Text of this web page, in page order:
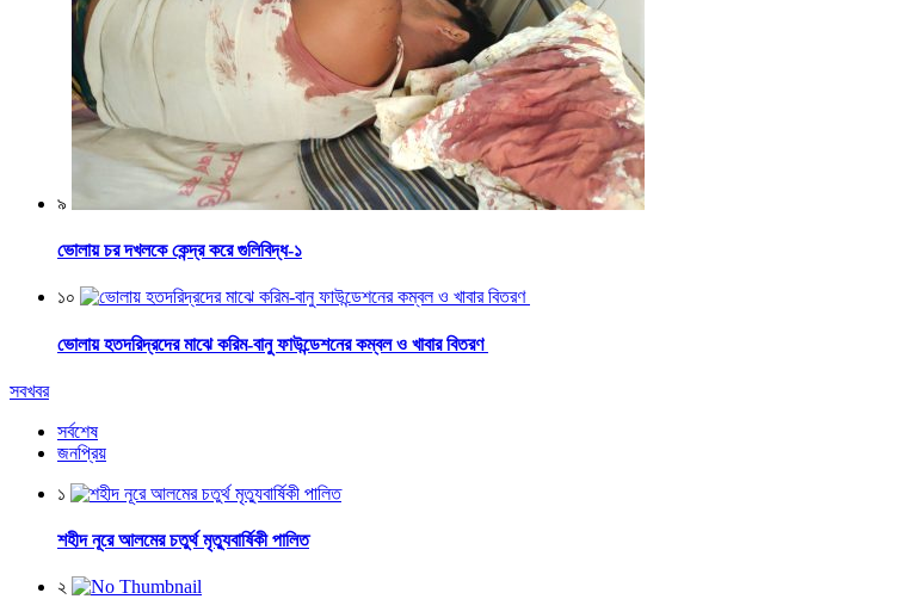
৯
ভোলায় চর দখলকে কেন্দ্র করে গুলিবিদ্ধ-১
১০
ভোলায় হতদরিদ্রদের মাঝে করিম-বানু ফাউন্ডেশনের কম্বল ও খাবার বিতরণ
সবখবর
সর্বশেষ
জনপ্রিয়
১
শহীদ নূরে আলমের চতুর্থ মৃত্যুবার্ষিকী পালিত
২